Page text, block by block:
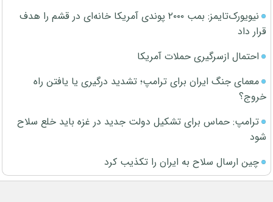
نیویورک‌تایمز: بمب ۲۰۰۰ پوندی آمریکا خانه‌ای در قشم را هدف
قرار داد
احتمال ازسرگیری حملات آمریکا
معمای جنگ ایران برای ترامپ؛ تشدید درگیری یا یافتن راه
خروج؟
ترامپ: حماس برای تشکیل دولت جدید در غزه باید خلع سلاح
شود
چین ارسال سلاح به ایران را تکذیب کرد